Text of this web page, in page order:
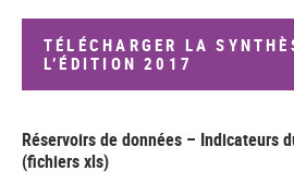
TÉLÉCHARGER LA
L’ÉDITION 2017
Réservoirs de données – Indicateurs
(fichiers xls)